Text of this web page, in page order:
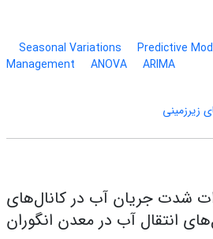
Seasonal Variations
Predictive
Management
ANOVA
ARIMA
زیرزمینی
شدت جریان آب در کانال‌های
انتقال آب در معدن انگوران